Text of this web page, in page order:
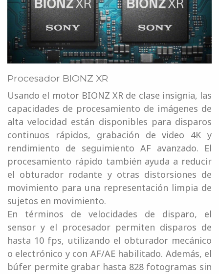
Procesador BIONZ XR
Usando el motor BIONZ XR de clase insignia, las
capacidades de procesamiento de imágenes de
alta velocidad están disponibles para disparos
continuos rápidos, grabación de video 4K y
rendimiento de seguimiento AF avanzado. El
procesamiento rápido también ayuda a reducir
el obturador rodante y otras distorsiones de
movimiento para una representación limpia de
sujetos en movimiento.
En términos de velocidades de disparo, el
sensor y el procesador permiten disparos de
hasta 10 fps, utilizando el obturador mecánico
o electrónico y con AF/AE habilitado. Además, el
búfer permite grabar hasta 828 fotogramas sin